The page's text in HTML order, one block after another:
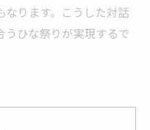
なります。こうした対話
うひな祭りが実現するで